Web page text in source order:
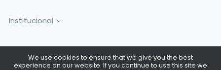
Institucional
We use cookies to ensure that we give you the best
experience on our website. If you continue to use this site we